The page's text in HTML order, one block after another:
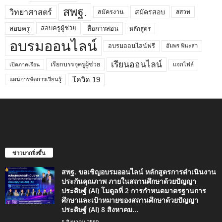
วิทยาศาสตร์ สพฐ. สมัครงาน สมัครสอบ สสวท
สอบครู สอบครูผู้ช่วย สื่อการสอน หลักสูตร
อบรมออนไลน์ อบรมออนไลน์ฟรี อัมพร พินะสา
เปิดภาคเรียน เรียกบรรจุครูผู้ช่วย เรียนออนไลน์ แจกไฟล์
แผนการจัดการเรียนรู้ โควิด 19
ข่าวมากยิ่งขึ้น
สพฐ. ขอเชิญอบรมออนไลน์ หลักสูตรการดำเนินงาน
ประกันคุณภาพ ภายในสถานศึกษาด้วยปัญญา
ประดิษฐ์ (AI) โมดูลที่ 2 การกำหนดมาตรฐานการ
ศึกษาและเป้าหมายของสถานศึกษาด้วยปัญญา
ประดิษฐ์ (AI) 8 สิงหาคม...